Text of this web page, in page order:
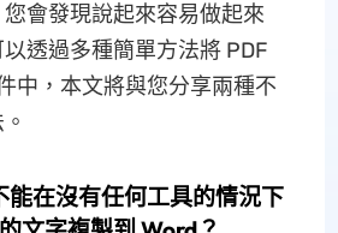
會發現說起來容易做起來
透過多種簡單方法將 PDF
中，本文將與您分享兩種不
能在沒有任何工具的情況下